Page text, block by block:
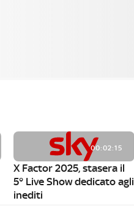
00:02:15
X Factor 2025, stasera il
5° Live Show dedicato agli
inediti